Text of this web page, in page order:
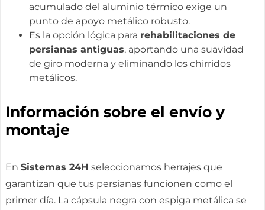
acumulado del aluminio térmico exige un
punto de apoyo metálico robusto.
Es la opción lógica para rehabilitaciones de
persianas antiguas, aportando una suavidad
de giro moderna y eliminando los chirridos
metálicos.
Información sobre el envío y
montaje
EnSistemas 24H seleccionamos herrajes que
garantizan que tus persianas funcionen como el
primer día. La cápsula negra con espiga metálica se